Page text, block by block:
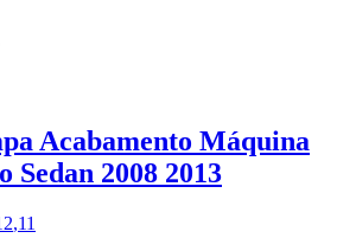
Acabamento Máquina
Sedan 2008 2013
,11